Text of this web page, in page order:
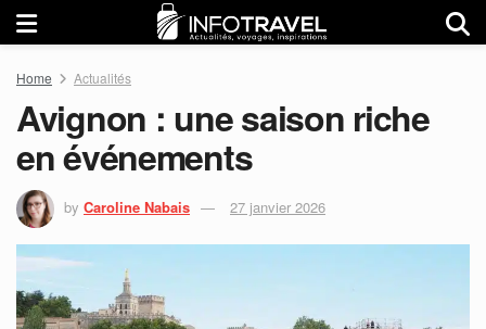
Home Actualités
Avignon : une saison riche
en événements
by Caroline Nabais 27 janvier 2026